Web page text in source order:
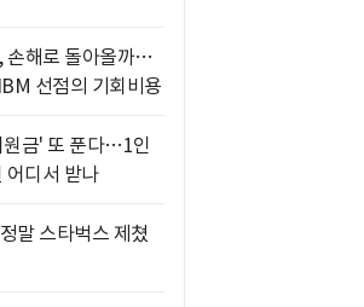
손해로 돌아올까…
선점의 기회비용
원금' 또 푼다…1인
어디서 받나
말 스타벅스 제쳤